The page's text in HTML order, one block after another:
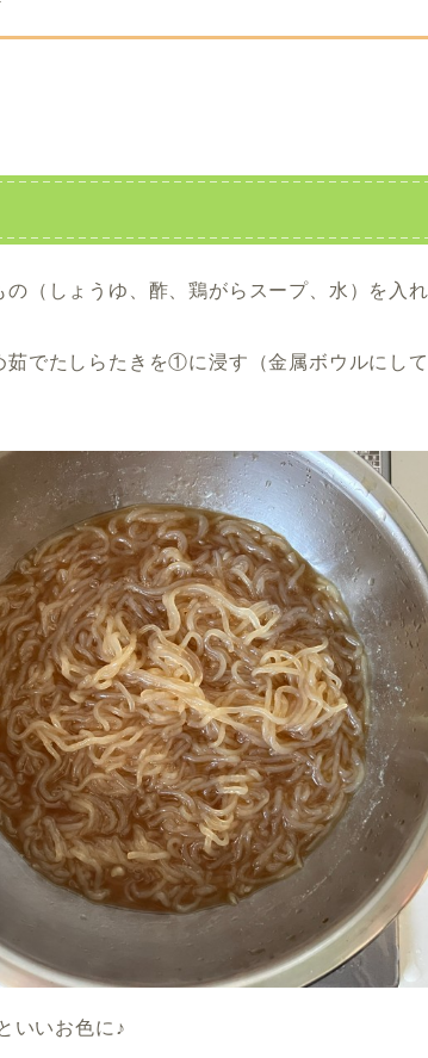
しょうゆ、酢、鶏がらスープ、水）を入れ
でたしらたきを①に浸す（金属ボウルにして
いいお色に♪